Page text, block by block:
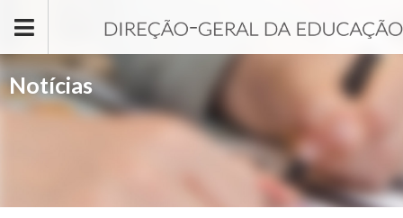
Notícias